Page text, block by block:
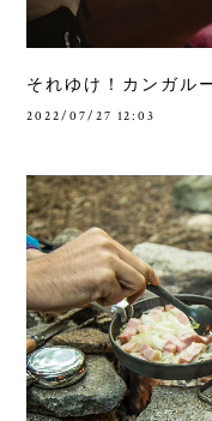
それゆけ！カンガル
2022/07/27 12:03